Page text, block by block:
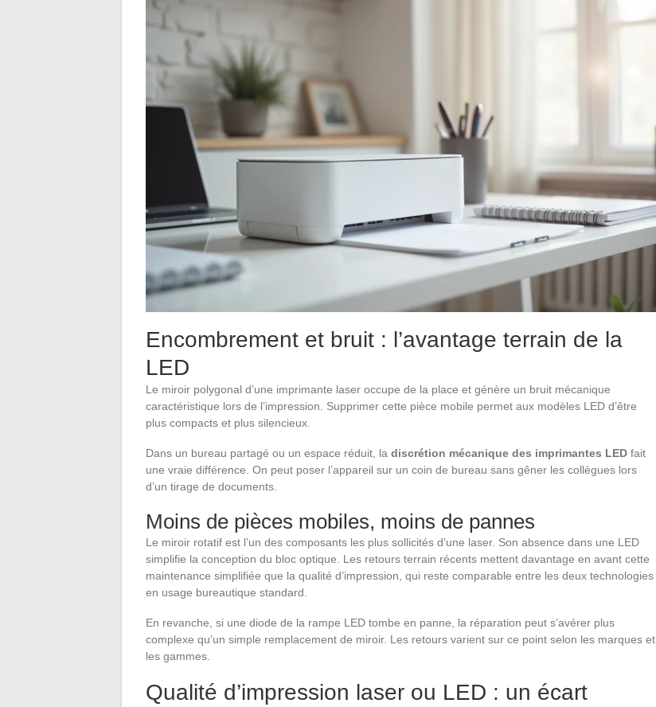
Encombrement et bruit : l’avantage terrain de la
LED
Le miroir polygonal d’une imprimante laser occupe de la place et génère un bruit mécanique
caractéristique lors de l’impression. Supprimer cette pièce mobile permet aux modèles LED d’être
plus compacts et plus silencieux.
Dans un bureau partagé ou un espace réduit, la discrétion mécanique des imprimantes LED fait
une vraie différence. On peut poser l’appareil sur un coin de bureau sans gêner les collègues lors
d’un tirage de documents.
Moins de pièces mobiles, moins de pannes
Le miroir rotatif est l’un des composants les plus sollicités d’une laser. Son absence dans une LED
simplifie la conception du bloc optique. Les retours terrain récents mettent davantage en avant cette
maintenance simplifiée que la qualité d’impression, qui reste comparable entre les deux technologies
en usage bureautique standard.
En revanche, si une diode de la rampe LED tombe en panne, la réparation peut s’avérer plus
complexe qu’un simple remplacement de miroir. Les retours varient sur ce point selon les marques et
les gammes.
Qualité d’impression laser ou LED : un écart